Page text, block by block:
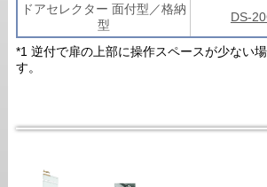
ドアセレクター 面付型／格納
型
DS-
*1 逆付で扉の上部に操作スペースが少ない
す。